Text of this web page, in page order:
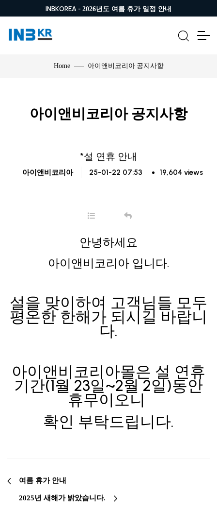
INBKOREA - 2026년도 여름 휴가 일정 안내
Home 아이앤비코리아 공지사항
아이앤비코리아 공지사항
*설 연휴 안내
아이앤비코리아 25-01-22 07:53 19,604 views
안녕하세요
아이앤비코리아 입니다.
설을 맞이하여 고객님들 모두
평온한 한해가 되시길 바랍니
다.
아이앤비코리아몰은 설 연휴
기간(1월 23일~2월 2일)동안
휴무이오니
확인 부탁드립니다.
여름 휴가 안내
2025년 새해가 밝았습니다.